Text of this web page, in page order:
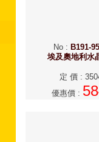
No: B191-
埃及奧地利水
定 價:
優惠價: